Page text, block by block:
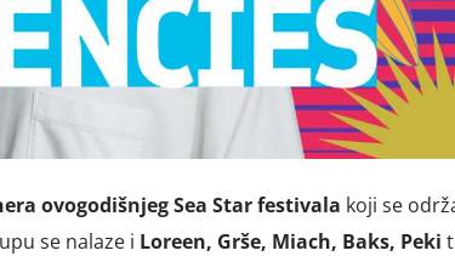
ovogodišnjeg Sea Star festivala koji se
se nalaze i Loreen, Grše, Miach, Baks, Peki